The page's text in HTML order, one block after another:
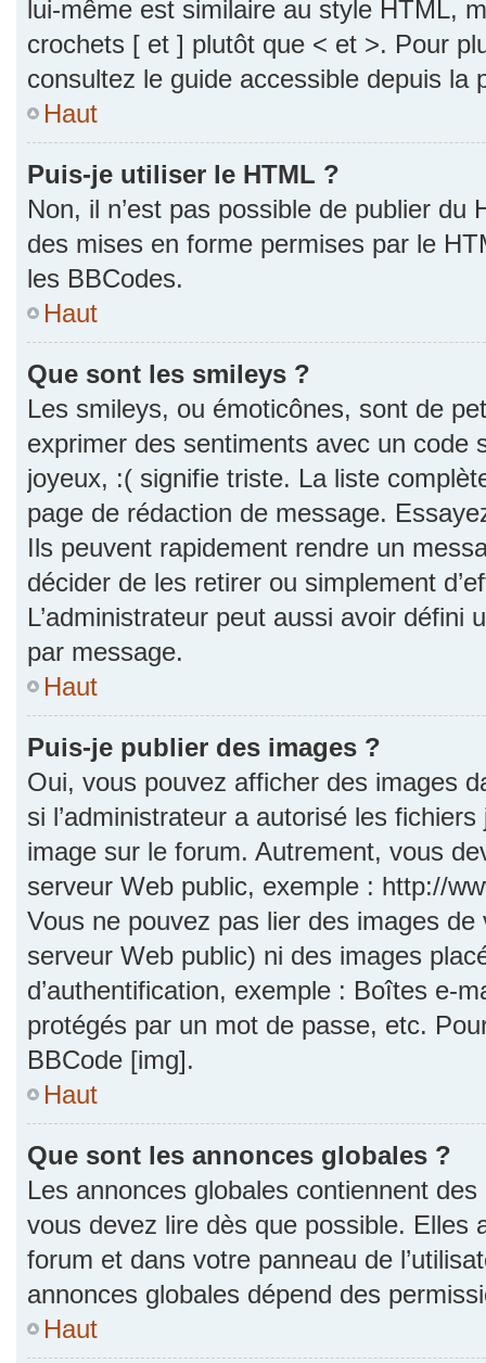
lui-même est similaire au style HTML,
crochets [ et ] plutôt que < et >. Pour
consultez le guide accessible depuis la
Haut
Puis-je utiliser le HTML ?
Non, il n’est pas possible de publier
des mises en forme permises par le
les BBCodes.
Haut
Que sont les smileys ?
Les smileys, ou émoticônes, sont de
exprimer des sentiments avec un code
joyeux, :( signifie triste. La liste
page de rédaction de message.
Ils peuvent rapidement rendre un
décider de les retirer ou simplement
L’administrateur peut aussi avoir défini
par message.
Haut
Puis-je publier des images ?
Oui, vous pouvez afficher des images
si l’administrateur a autorisé les
image sur le forum. Autrement, vous
serveur Web public, exemple : http://
Vous ne pouvez pas lier des images
serveur Web public) ni des images
d’authentification, exemple : Boîtes e-
protégés par un mot de passe, etc.
BBCode [img].
Haut
Que sont les annonces globales ?
Les annonces globales contiennent
vous devez lire dès que possible. Elles
forum et dans votre panneau de
annonces globales dépend des
Haut